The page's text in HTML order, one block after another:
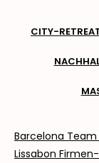
CITY-
Barcelona
Lissabon